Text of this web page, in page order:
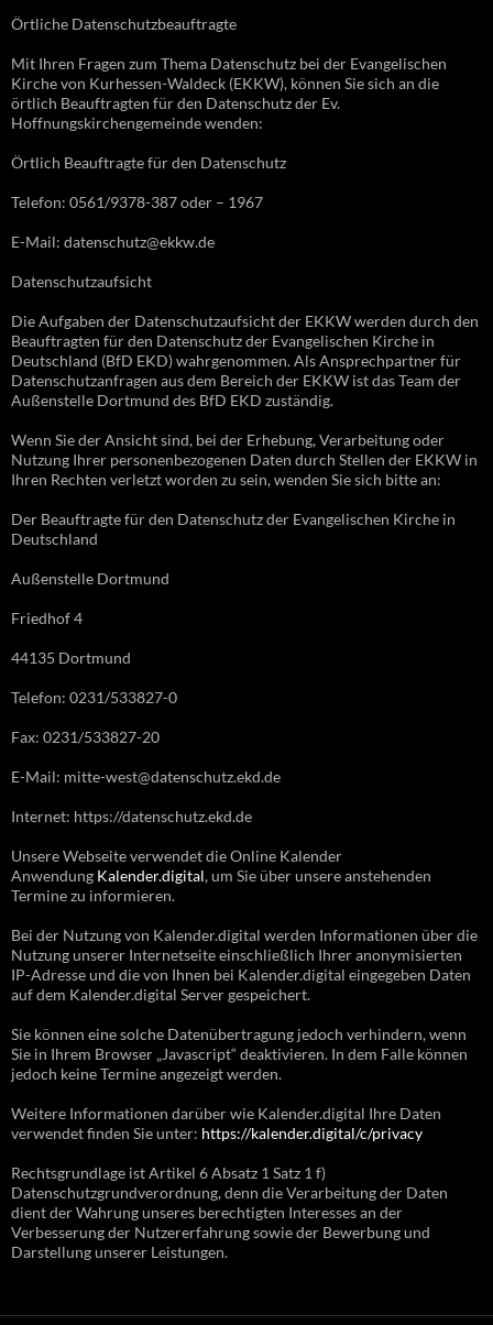
Örtliche Datenschutzbeauftragte
Mit Ihren Fragen zum Thema Datenschutz bei der Evangelischen
Kirche von Kurhessen-Waldeck (EKKW), können Sie sich an die
örtlich Beauftragten für den Datenschutz der Ev.
Hoffnungskirchengemeinde wenden:
Örtlich Beauftragte für den Datenschutz
Telefon: 0561/9378-387 oder – 1967
E-Mail: datenschutz@ekkw.de
Datenschutzaufsicht
Die Aufgaben der Datenschutzaufsicht der EKKW werden durch den
Beauftragten für den Datenschutz der Evangelischen Kirche in
Deutschland (BfD EKD) wahrgenommen. Als Ansprechpartner für
Datenschutzanfragen aus dem Bereich der EKKW ist das Team der
Außenstelle Dortmund des BfD EKD zuständig.
Wenn Sie der Ansicht sind, bei der Erhebung, Verarbeitung oder
Nutzung Ihrer personenbezogenen Daten durch Stellen der EKKW in
Ihren Rechten verletzt worden zu sein, wenden Sie sich bitte an:
Der Beauftragte für den Datenschutz der Evangelischen Kirche in
Deutschland
Außenstelle Dortmund
Friedhof 4
44135 Dortmund
Telefon: 0231/533827-0
Fax: 0231/533827-20
E-Mail: mitte-west@datenschutz.ekd.de
Internet: https://datenschutz.ekd.de
Unsere Webseite verwendet die Online Kalender
Anwendung Kalender.digital, um Sie über unsere anstehenden
Termine zu informieren.
Bei der Nutzung von Kalender.digital werden Informationen über die
Nutzung unserer Internetseite einschließlich Ihrer anonymisierten
IP-Adresse und die von Ihnen bei Kalender.digital eingegeben Daten
auf dem Kalender.digital Server gespeichert.
Sie können eine solche Datenübertragung jedoch verhindern, wenn
Sie in Ihrem Browser „Javascript“ deaktivieren. In dem Falle können
jedoch keine Termine angezeigt werden.
Weitere Informationen darüber wie Kalender.digital Ihre Daten
verwendet finden Sie unter: https://kalender.digital/c/privacy
Rechtsgrundlage ist Artikel 6 Absatz 1 Satz 1 f)
Datenschutzgrundverordnung, denn die Verarbeitung der Daten
dient der Wahrung unseres berechtigten Interesses an der
Verbesserung der Nutzererfahrung sowie der Bewerbung und
Darstellung unserer Leistungen.